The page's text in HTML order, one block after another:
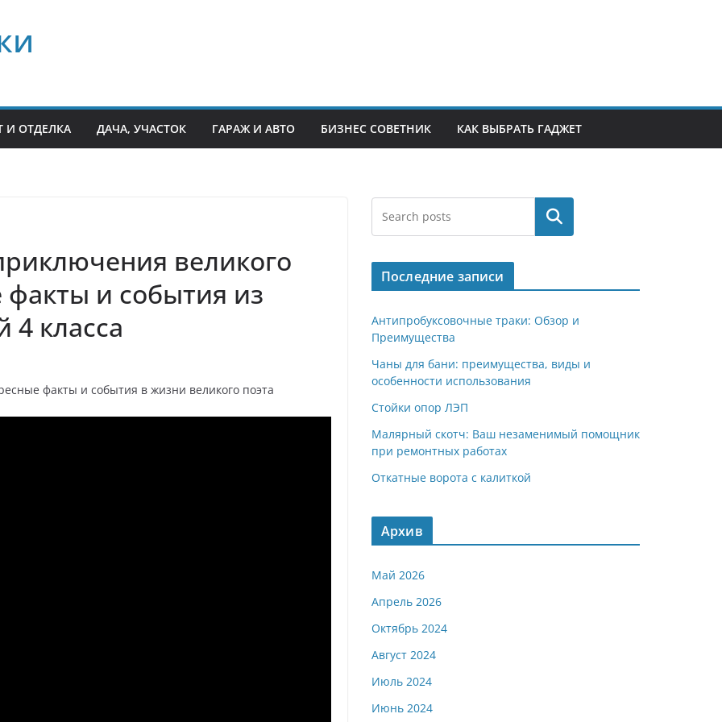
И ОТДЕЛКА ДАЧА, УЧАСТОК ГАРАЖ И АВТО БИЗНЕС СОВЕТНИК КАК ВЫБРАТЬ ГАДЖЕТ
великого
и события из
4 класса
Поиск
Последние записи
Антипробуксовочные траки: Обзор и
Преимущества
Чаны для бани: преимущества, виды и
особенности использования
Стойки опор ЛЭП
Малярный скотч: Ваш незаменимый помощник
при ремонтных работах
Откатные ворота с калиткой
Архив
Май 2026
Апрель 2026
Октябрь 2024
Август 2024
Июль 2024
Июнь 2024